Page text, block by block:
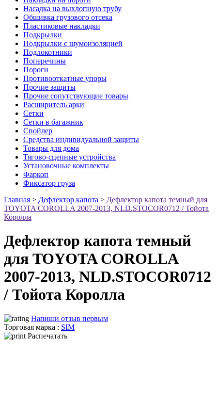
Насадка на выхлопную трубу
Обшивка грузового отсека
Пластиковые накладки
Подкрылки
Подкрылки с шумоизоляцией
Подлокотники
Поперечины
Пороги
Противооткатные упоры
Прочие защиты
Прочие сопутствующие товары
Расширитель арки
Сетки
Сетки в багажник
Спойлер
Средства индивидуальной защиты
Товары для дома
Тягово-сцепные устройства
Установочные комплекты
Фаркоп
Фиксатор груза
Главная > Дефлектор капота > Дефлектор капота темный для
TOYOTA COROLLA 2007-2013, NLD.STOCOR0712 / Тойота
Королла
Дефлектор капота темный
для TOYOTA COROLLA
2007-2013, NLD.STOCOR0712
/ Тойота Королла
Напиши отзыв первым
Торговая марка : SIM
Распечатать